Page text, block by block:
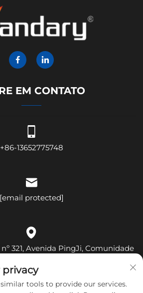
EM CONTATO
+86-13652775748
[email protected]
321, Avenida PingJi, Comunidade
de Guangdong, China
privacy
tools to provide our services.